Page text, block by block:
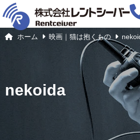
ホーム 映画｜猫は抱くもの
nekoida